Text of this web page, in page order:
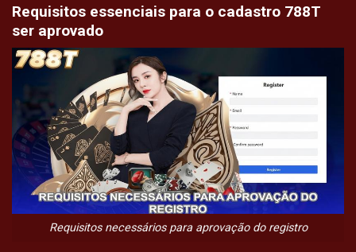
Requisitos essenciais para o cadastro 788T
ser aprovado
Requisitos necessários para aprovação do registro